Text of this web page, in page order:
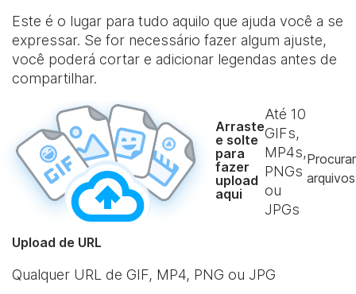
Este é o lugar para tudo aquilo que ajuda você a se
expressar. Se for necessário fazer algum ajuste,
você poderá cortar e adicionar legendas antes de
compartilhar.
Arraste
e solte
para
fazer
upload
aqui
Até 10
GIFs,
MP4s,
PNGs
ou
JPGs
Procurar
arquivos
Upload de URL
Qualquer URL de GIF, MP4, PNG ou JPG